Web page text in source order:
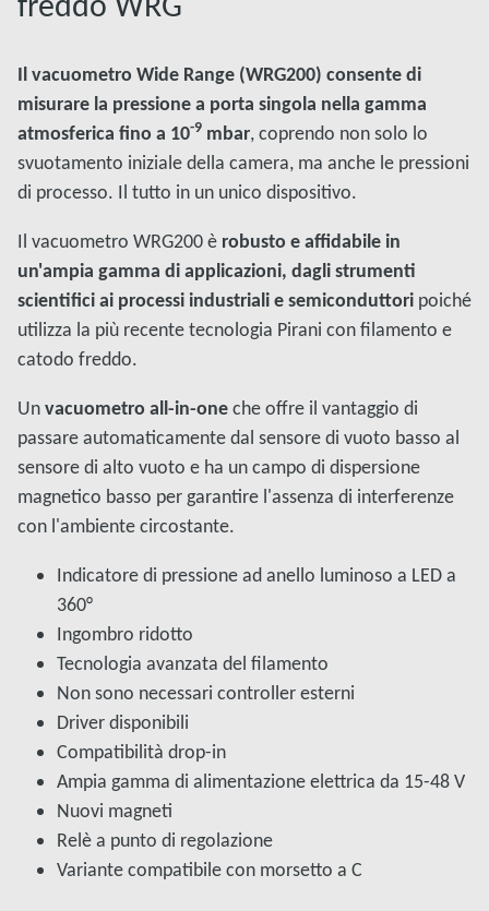
Il vacuometro Wide Range (WRG200) consente di
misurare la pressione a porta singola nella gamma
atmosferica fino a 10-9 mbar, coprendo non solo lo
svuotamento iniziale della camera, ma anche le pressioni
di processo. Il tutto in un unico dispositivo.
Il vacuometro WRG200 è robusto e affidabile in
un'ampia gamma di applicazioni, dagli strumenti
scientifici ai processi industriali e semiconduttori poiché
utilizza la più recente tecnologia Pirani con filamento e
catodo freddo.
Unvacuometro all-in-oneche offre il vantaggio di
passare automaticamente dal sensore di vuoto basso al
sensore di alto vuoto e ha un campo di dispersione
magnetico basso per garantire l'assenza di interferenze
con l'ambiente circostante.
Indicatore di pressione ad anello luminoso a LED a
360°
Ingombro ridotto
Tecnologia avanzata del filamento
Non sono necessari controller esterni
Driver disponibili
Compatibilità drop-in
Ampia gamma di alimentazione elettrica da 15-48 V
Nuovi magneti
Relè a punto di regolazione
Variante compatibile con morsetto a C